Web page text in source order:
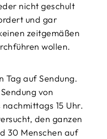
nicht geschult
und gar
zeitgemäßen
wollen.
Tag auf Sendung.
von
15 Uhr.
den ganzen
30 Menschen auf